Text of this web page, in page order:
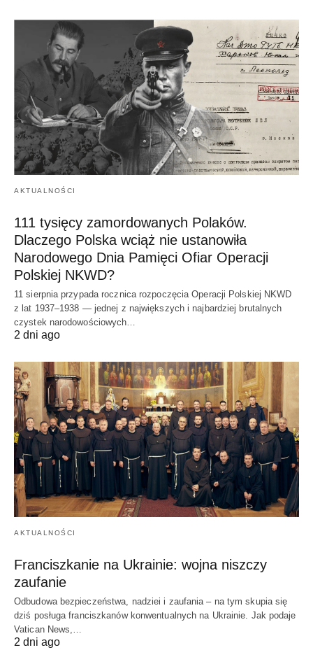
AKTUALNOŚCI
111 tysięcy zamordowanych Polaków.
Dlaczego Polska wciąż nie ustanowiła
Narodowego Dnia Pamięci Ofiar Operacji
Polskiej NKWD?
11 sierpnia przypada rocznica rozpoczęcia Operacji Polskiej NKWD
z lat 1937–1938 — jednej z największych i najbardziej brutalnych
czystek narodowościowych…
2 dni ago
AKTUALNOŚCI
Franciszkanie na Ukrainie: wojna niszczy
zaufanie
Odbudowa bezpieczeństwa, nadziei i zaufania – na tym skupia się
dziś posługa franciszkanów konwentualnych na Ukrainie. Jak podaje
Vatican News,…
2 dni ago